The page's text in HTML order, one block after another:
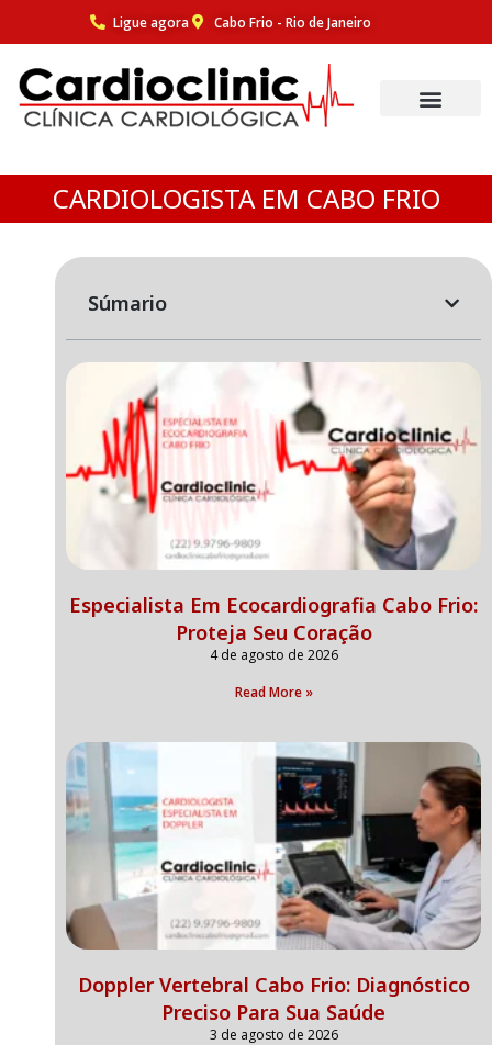
para
o
Ligue agora Cabo Frio - Rio de Janeiro
CARDIOLOGISTA EM CABO FRIO
Súmario
Especialista Em Ecocardiografia Cabo Frio:
Proteja Seu Coração
4 de agosto de 2026
Read More »
Doppler Vertebral Cabo Frio: Diagnóstico
Preciso Para Sua Saúde
3 de agosto de 2026